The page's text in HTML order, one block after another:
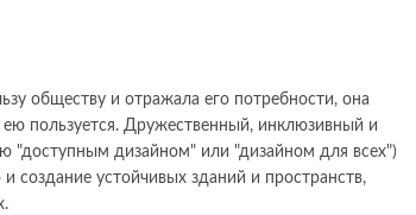
обществу и отражала его потребности, она
пользуется. Дружественный, инклюзивный и
"доступным дизайном" или "дизайном для всех")
создание устойчивых зданий и пространств,